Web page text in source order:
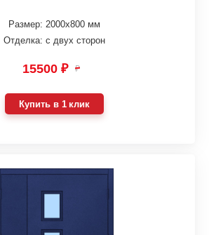
Размер: 2000х800 мм
Отделка: с двух сторон
15500 ₽ ₽
Купить в 1 клик